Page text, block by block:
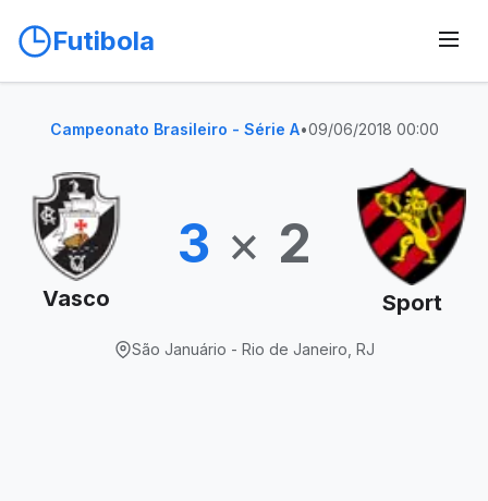
Futibola
Campeonato Brasileiro - Série A•09/06/2018 00:00
Vasco
3 × 2
Sport
São Januário - Rio de Janeiro, RJ